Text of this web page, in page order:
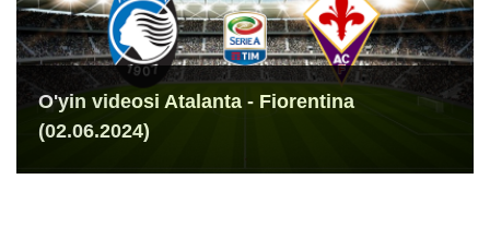
O'yin videosi Atalanta - Fiorentina
(02.06.2024)